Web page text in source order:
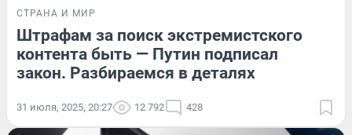
СТРАНА И МИР
Штрафам за поиск экстремистского
контента быть — Путин подписал
закон. Разбираемся в деталях
31 июля, 2025, 20:27 12 792 428